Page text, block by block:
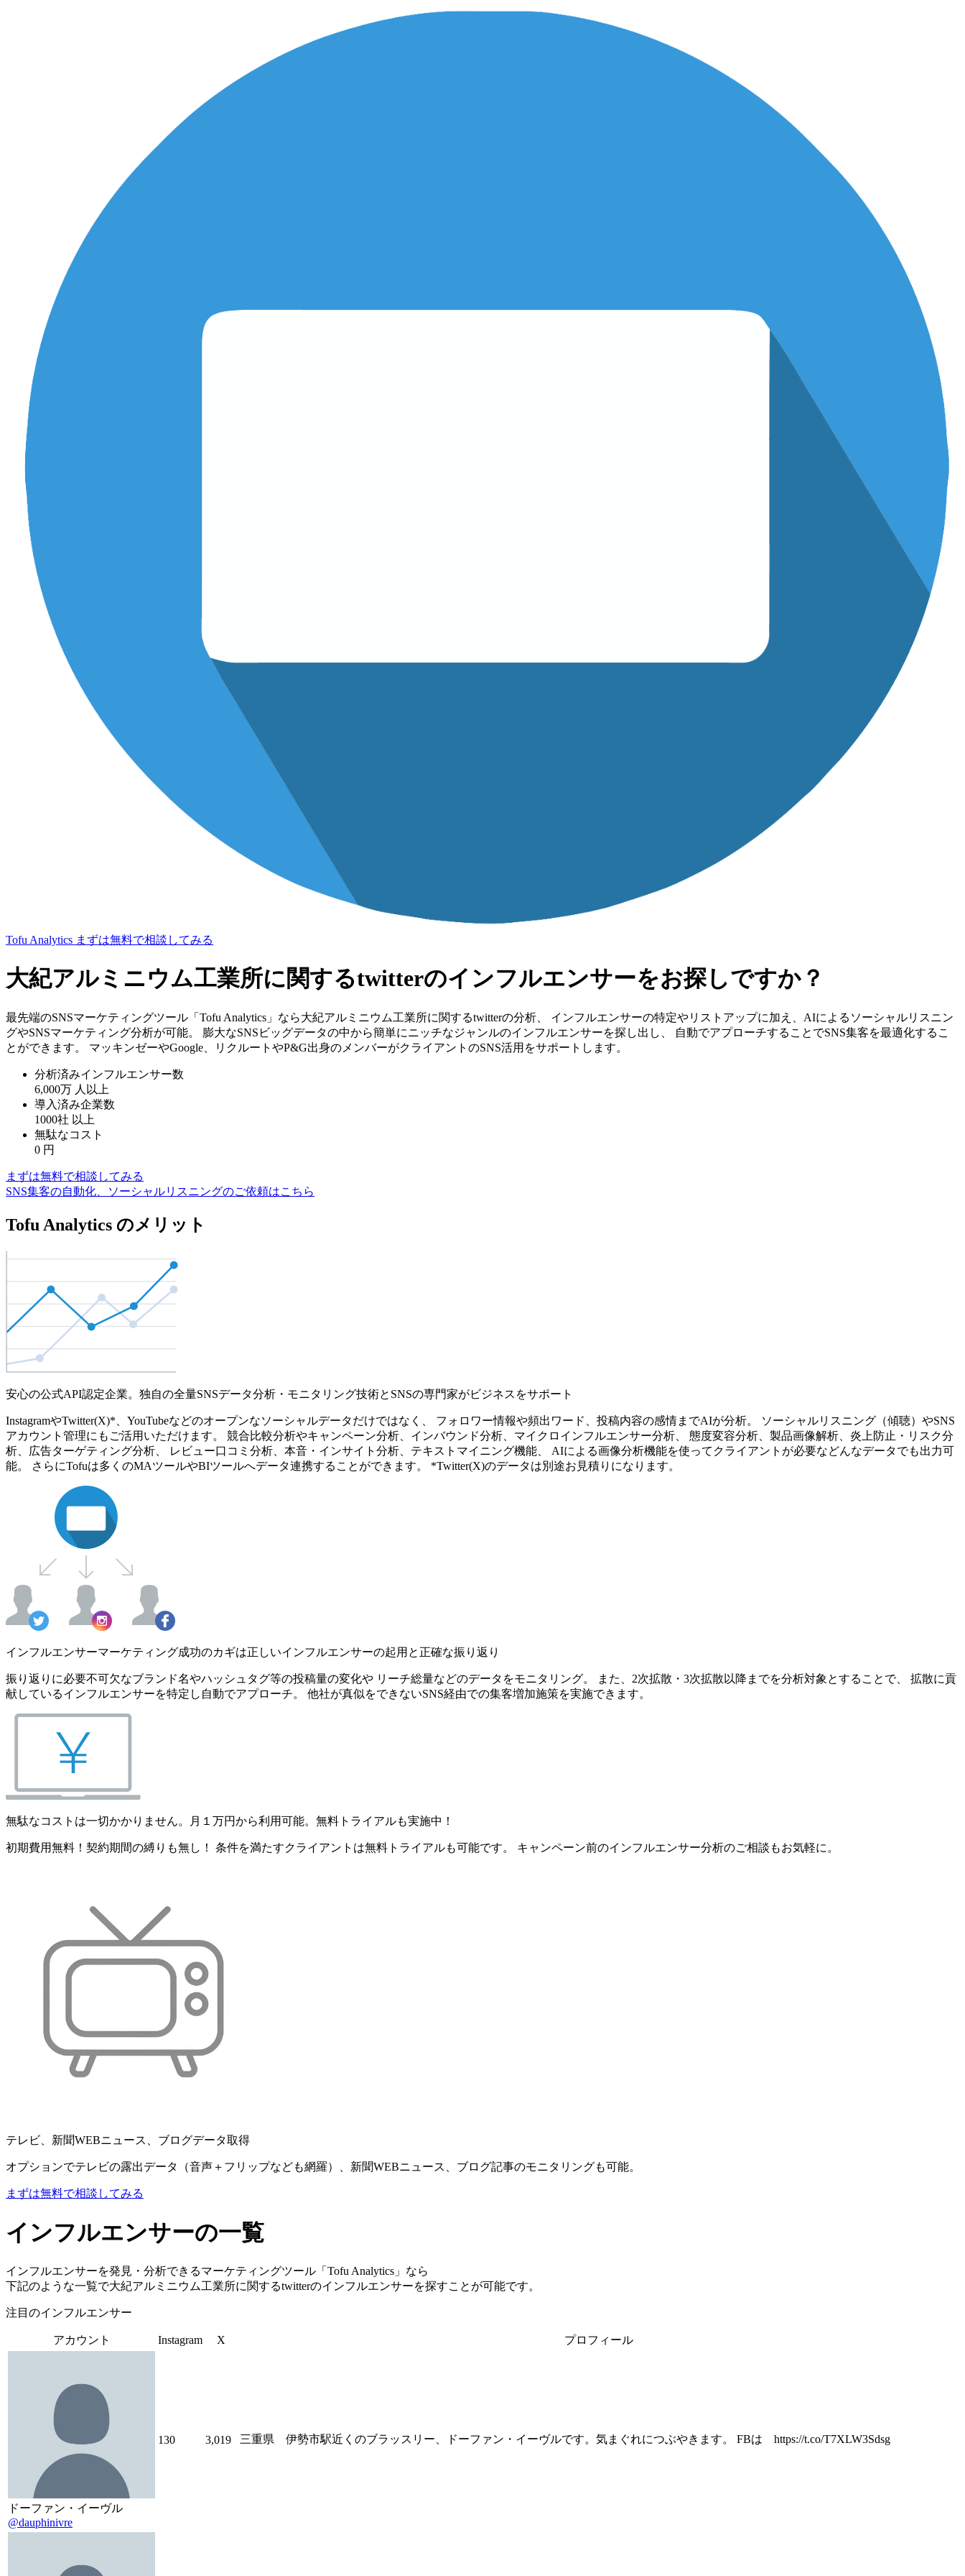
Tofu Analytics まずは無料で相談してみる
大紀アルミニウム工業所に関するtwitterのインフルエンサーをお探しですか？
最先端のSNSマーケティングツール「Tofu Analytics」なら大紀アルミニウム工業所に関するtwitterの分析、 インフルエンサーの特定やリストアップに加え、AIによるソーシャルリスニン
グやSNSマーケティング分析が可能。 膨大なSNSビッグデータの中から簡単にニッチなジャンルのインフルエンサーを探し出し、 自動でアプローチすることでSNS集客を最適化するこ
とができます。 マッキンゼーやGoogle、リクルートやP&G出身のメンバーがクライアントのSNS活用をサポートします。
分析済みインフルエンサー数
6,000万 人以上
導入済み企業数
1000社 以上
無駄なコスト
0 円
まずは無料で相談してみる
SNS集客の自動化、ソーシャルリスニングのご依頼はこちら
Tofu Analytics のメリット
安心の公式API認定企業。独自の全量SNSデータ分析・モニタリング技術とSNSの専門家がビジネスをサポート
InstagramやTwitter(X)*、YouTubeなどのオープンなソーシャルデータだけではなく、 フォロワー情報や頻出ワード、投稿内容の感情までAIが分析。 ソーシャルリスニング（傾聴）やSNS
アカウント管理にもご活用いただけます。 競合比較分析やキャンペーン分析、インバウンド分析、マイクロインフルエンサー分析、 態度変容分析、製品画像解析、炎上防止・リスク分
析、広告ターゲティング分析、 レビュー口コミ分析、本音・インサイト分析、テキストマイニング機能、 AIによる画像分析機能を使ってクライアントが必要などんなデータでも出力可
能。 さらにTofuは多くのMAツールやBIツールへデータ連携することができます。 *Twitter(X)のデータは別途お見積りになります。
インフルエンサーマーケティング成功のカギは正しいインフルエンサーの起用と正確な振り返り
振り返りに必要不可欠なブランド名やハッシュタグ等の投稿量の変化や リーチ総量などのデータをモニタリング。 また、2次拡散・3次拡散以降までを分析対象とすることで、 拡散に貢
献しているインフルエンサーを特定し自動でアプローチ。 他社が真似をできないSNS経由での集客増加施策を実施できます。
無駄なコストは一切かかりません。月１万円から利用可能。無料トライアルも実施中！
初期費用無料！契約期間の縛りも無し！ 条件を満たすクライアントは無料トライアルも可能です。 キャンペーン前のインフルエンサー分析のご相談もお気軽に。
テレビ、新聞WEBニュース、ブログデータ取得
オプションでテレビの露出データ（音声＋フリップなども網羅）、新聞WEBニュース、ブログ記事のモニタリングも可能。
まずは無料で相談してみる
インフルエンサーの一覧
インフルエンサーを発見・分析できるマーケティングツール「Tofu Analytics」なら
下記のような一覧で大紀アルミニウム工業所に関するtwitterのインフルエンサーを探すことが可能です。
注目のインフルエンサー
アカウント Instagram X プロフィール
ドーファン・イーヴル
@dauphinivre
130 3,019 三重県 伊勢市駅近くのブラッスリー、ドーファン・イーヴルです。気まぐれにつぶやきます。 FBは https://t.co/T7XLW3Sdsg